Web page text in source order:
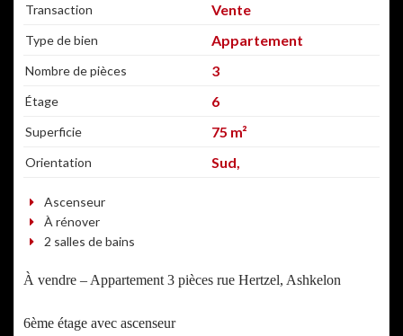
Transaction Vente
Type de bien Appartement
Nombre de pièces 3
Étage 6
Superficie 75 m²
Orientation Sud,
Ascenseur
À rénover
2 salles de bains
À vendre – Appartement 3 pièces rue Hertzel, Ashkelon
6ème étage avec ascenseur